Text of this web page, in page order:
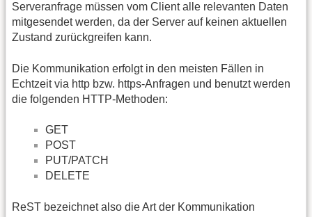
Serveranfrage müssen vom Client alle relevanten Daten
mitgesendet werden, da der Server auf keinen aktuellen
Zustand zurückgreifen kann.
Die Kommunikation erfolgt in den meisten Fällen in
Echtzeit via http bzw. https-Anfragen und benutzt werden
die folgenden HTTP-Methoden:
GET
POST
PUT/PATCH
DELETE
ReST bezeichnet also die Art der Kommunikation